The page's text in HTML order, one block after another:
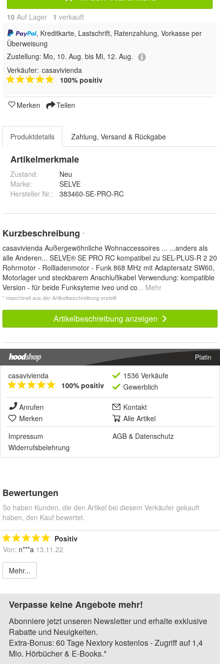
10 Auf Lager 1 verkauft
, Kreditkarte, Lastschrift, Ratenzahlung, Vorkasse per
Überweisung
Zustellung: Mo, 10. Aug. bis Mi, 12. Aug.
Verkäufer: casavivienda
100% positiv
Merken Teilen
Produktdetails Zahlung, Versand & Rückgabe
Artikelmerkmale
Zustand:
Neu
Marke:
SELVE
Hersteller Nr.:
383460-SE-PRO-RC
Kurzbeschreibung *
casavivienda Außergewöhnliche Wohnaccessoires ... ...anders als
alle Anderen... SELVE® SE PRO RC kompatibel zu SEL-PLUS-R 2 20
Rohrmotor - Rollladenmotor - Funk 868 MHz mit Adaptersatz SW60,
Motorlager und steckbarem Anschlußkabel Verwendung: kompatible
Version - für beide Funksyteme iveo und co... Mehr
* maschinell aus der Artikelbeschreibung erstellt
Artikelbeschreibung anzeigen
Platin
casavivienda
100% positiv
1536 Verkäufe
Gewerblich
Anrufen
Kontakt
Merken
Alle Artikel
Impressum
AGB & Datenschutz
Widerrufsbelehrung
Bewertungen
So haben Kunden, die den Artikel bei diesem Verkäufer gekauft
haben, den Kauf bewertet.
Positiv
Von: n***a 13.11.22
Mehr...
Verpasse keine Angebote mehr!
Abonniere jetzt unseren Newsletter und erhalte exklusive
Rabatte und Neuigkeiten.
Extra-Bonus: 60 Tage Nextory kostenlos - Zugriff auf 1,4
Mio. Hörbücher & E-Books.*